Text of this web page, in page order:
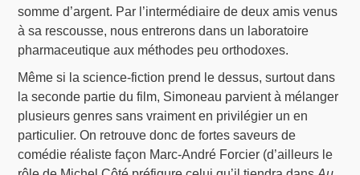
somme d’argent. Par l’intermédiaire de deux amis venus
à sa rescousse, nous entrerons dans un laboratoire
pharmaceutique aux méthodes peu orthodoxes.
Même si la science-fiction prend le dessus, surtout dans
la seconde partie du film, Simoneau parvient à mélanger
plusieurs genres sans vraiment en privilégier un en
particulier. On retrouve donc de fortes saveurs de
comédie réaliste façon Marc-André Forcier (d’ailleurs le